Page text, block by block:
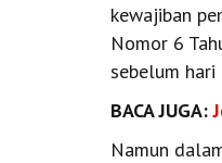
kewajiban
Nomor 6
sebelum hari
BACA JUGA:
Namun